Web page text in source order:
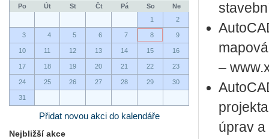
Po Út St Čt Pá So
Ne
1
2
3 4 5 6 7 8 9
10 11 12 13 14 15 16
17 18 19 20 21 22 23
24 25 26 27 28 29 30
31
Přidat novou akci do kalendáře
Nejbližší akce
–
úprav